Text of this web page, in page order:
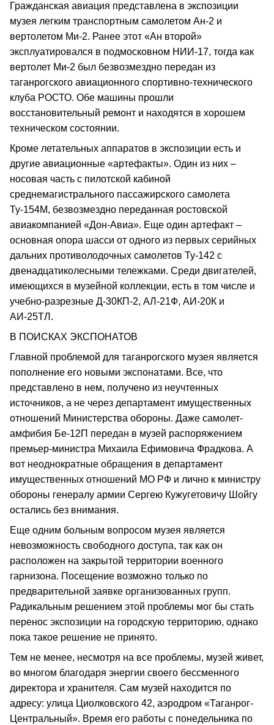
Гражданская авиация представлена в экспозиции
музея легким транспортным самолетом Ан-2 и
вертолетом Ми-2. Ранее этот «Ан второй»
эксплуатировался в подмосковном НИИ-17, тогда как
вертолет Ми-2 был безвозмездно передан из
таганрогского авиационного спортивно-технического
клуба РОСТО. Обе машины прошли
восстановительный ремонт и находятся в хорошем
техническом состоянии.
Кроме летательных аппаратов в экспозиции есть и
другие авиационные «артефакты». Один из них –
носовая часть с пилотской кабиной
среднемагистрального пассажирского самолета
Ту-154М, безвозмездно переданная ростовской
авиакомпанией «Дон-Авиа». Еще один артефакт –
основная опора шасси от одного из первых серийных
дальних противолодочных самолетов Ту-142 с
двенадцатиколесными тележками. Среди двигателей,
имеющихся в музейной коллекции, есть в том числе и
учебно-разрезные Д-30КП-2, АЛ-21Ф, АИ-20К и
АИ-25ТЛ.
В ПОИСКАХ ЭКСПОНАТОВ
Главной проблемой для таганрогского музея является
пополнение его новыми экспонатами. Все, что
представлено в нем, получено из неучтенных
источников, а не через департамент имущественных
отношений Министерства обороны. Даже самолет-
амфибия Бе-12П передан в музей распоряжением
премьер-министра Михаила Ефимовича Фрадкова. А
вот неоднократные обращения в департамент
имущественных отношений МО РФ и лично к министру
обороны генералу армии Сергею Кужугетовичу Шойгу
остались без внимания.
Еще одним больным вопросом музея является
невозможность свободного доступа, так как он
расположен на закрытой территории военного
гарнизона. Посещение возможно только по
предварительной заявке организованных групп.
Радикальным решением этой проблемы мог бы стать
перенос экспозиции на городскую территорию, однако
пока такое решение не принято.
Тем не менее, несмотря на все проблемы, музей живет,
во многом благодаря энергии своего бессменного
директора и хранителя. Сам музей находится по
адресу: улица Циолковского 42, аэродром «Таганрог-
Центральный». Время его работы с понедельника по